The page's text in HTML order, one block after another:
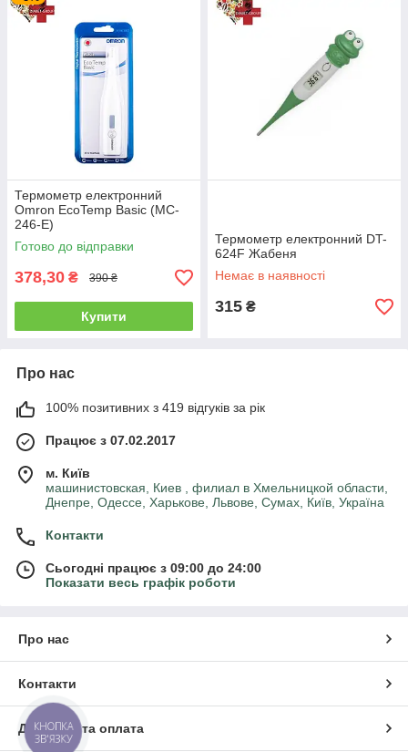
Термометр електронний
Omron EcoTemp Basic (MC-
246-E)
Готово до відправки
378,30 ₴ 390 ₴
Купити
Термометр електронний DT-
624F Жабеня
Немає в наявності
315 ₴
Про нас
100% позитивних з 419 відгуків за рік
Працює з 07.02.2017
м. Київ
машинистовская, Киев , филиал в Хмельницкой области,
Днепре, Одессе, Харькове, Львове, Сумах, Київ, Україна
Контакти
Сьогодні працює з 09:00 до 24:00
Показати весь графік роботи
Про нас
Контакти
Доставка та оплата
КНОПКА
ЗВ'ЯЗКУ